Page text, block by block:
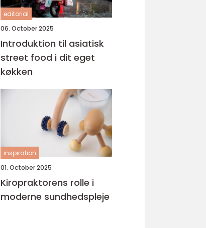
editorial
06. October 2025
Introduktion til asiatisk
street food i dit eget
køkken
inspiration
01. October 2025
Kiropraktorens rolle i
moderne sundhedspleje